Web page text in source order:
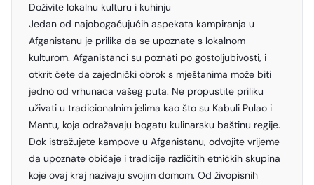
Doživite lokalnu kulturu i kuhinju
Jedan od najobogaćujućih aspekata kampiranja u
Afganistanu je prilika da se upoznate s lokalnom
kulturom. Afganistanci su poznati po gostoljubivosti, i
otkrit ćete da zajednički obrok s mještanima može biti
jedno od vrhunaca vašeg puta. Ne propustite priliku
uživati u tradicionalnim jelima kao što su Kabuli Pulao i
Mantu, koja odražavaju bogatu kulinarsku baštinu regije.
Dok istražujete kampove u Afganistanu, odvojite vrijeme
da upoznate običaje i tradicije različitih etničkih skupina
koje ovaj kraj nazivaju svojim domom. Od živopisnih